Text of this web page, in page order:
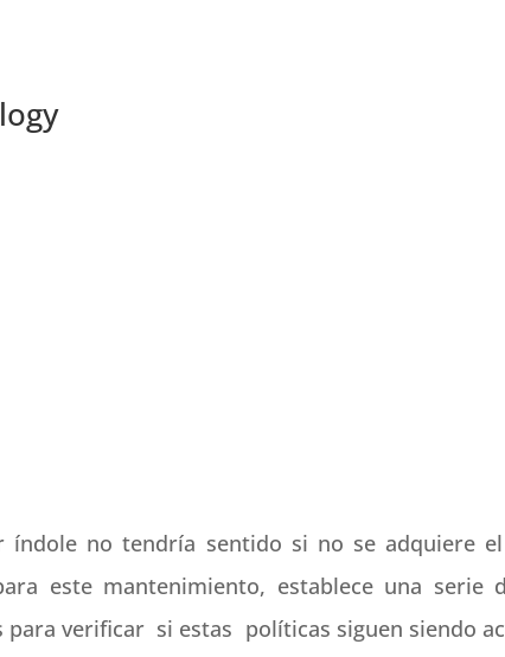
índole no tendría sentido si no se adquiere el
este mantenimiento, establece una serie
para verificar si estas políticas siguen siendo